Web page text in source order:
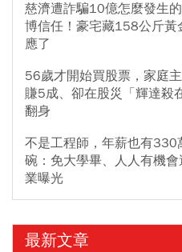
慈濟遭詐騙10億怎麼發生
博信任！豪宅藏158公斤
應了
56歲才開始買股票，家庭
賺5成、卻在股災「輝達殺
翻身
不是工程師，年薪也有330
碗：免大學畢、人人有機
業曝光
最新文章